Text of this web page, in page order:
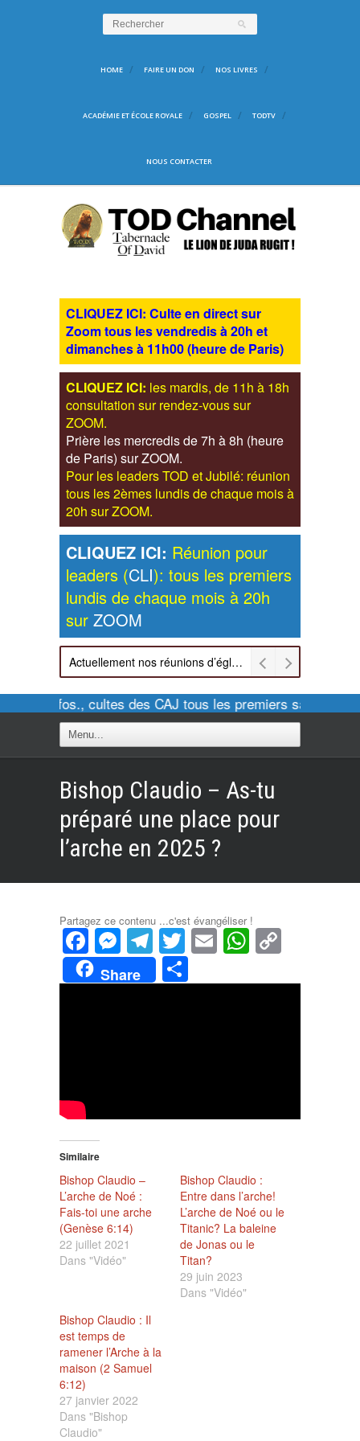
HOME FAIRE UN DON NOS LIVRES
ACADÉMIE ET ÉCOLE ROYALE GOSPEL TODTV
NOUS CONTACTER
CLIQUEZ ICI: Culte en direct sur
Zoom tous les vendredis à 20h et
dimanches à 11h00 (heure de Paris)
CLIQUEZ ICI: les mardis, de 11h à 18h
consultation sur rendez-vous sur
ZOOM.
Prière les mercredis de 7h à 8h (heure
de Paris) sur ZOOM.
Pour les leaders TOD et Jubilé: réunion
tous les 2èmes lundis de chaque mois à
20h sur ZOOM.
CLIQUEZ ICI: Réunion pour
leaders (CLI): tous les premiers
lundis de chaque mois à 20h
sur ZOOM
Actuellement nos réunions d’église sont retransmises sur ZOOM les dimanches à 11h et vendredis à 20h00
Pour infos., cultes des CAJ tous les premiers samedis
Bishop Claudio – As-tu
préparé une place pour
l’arche en 2025 ?
Partagez ce contenu ...c'est évangéliser !
Facebook
Messenger
Telegram
Twitter
Email
Share
Similaire
Bishop Claudio –
L’arche de Noé :
Fais-toi une arche
(Genèse 6:14)
22 juillet 2021
Dans "Vidéo"
Bishop Claudio :
Entre dans l’arche!
L’arche de Noé ou le
Titanic? La baleine
de Jonas ou le
Titan?
29 juin 2023
Dans "Vidéo"
Bishop Claudio : Il
est temps de
ramener l’Arche à la
maison (2 Samuel
6:12)
27 janvier 2022
Dans "Bishop
Claudio"